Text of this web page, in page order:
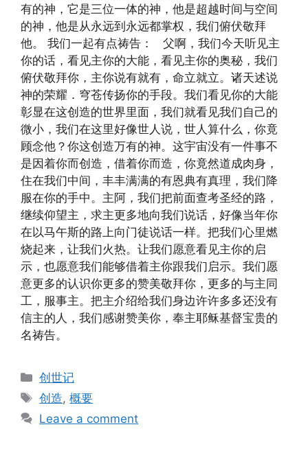
有的神，它是三位一体的神，他是超越时间与空间
的神，他是从永远到永远都掌权，我们俯伏敬拜
他。 我们一起有点祷告： 父啊，我们今天听见主
你的话，看见主你的大能，看见主你的奥秘，我们
俯伏敬拜你，主你说有就有，命立就立。诸天述说
神的荣耀．穹苍传扬你的手段。我们看见你的大能
彰显在这创造的世界里面，我们就看见我们自己的
微小，我们在这里好像世人说，世人算什么，你竟
顾念他？你这创造万有的神。这宇宙没有一件事不
是因着你而创造，借着你而造，你竟然道成肉身，
住在我们中间，丰丰满满的有恩典有真理，我们降
服在你的手中。主阿，我们把前面查考圣经的路，
继续仰望主，求主更多地向我们说话，好像当年你
在以马午斯的路上向门徒说话一样。把我们心里燃
烧起来，让我们火热。让我们愿意看见主你的启
示，也愿意我们能够借着主你跟我们启示。我们愿
意更多的认识你更多的赞美敬拜你，更多的与主同
工，服事主。把主介绍给我们身边许许多多还没有
信主的人，我们感谢赞美你，奉主耶稣基督宝贵的
名祷告。
Categories
创世记
Tags
创造,概要
Leave a comment